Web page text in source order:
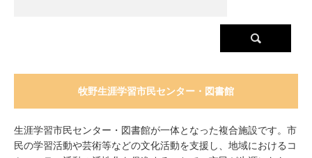
牧野生涯学習市民センター・図書館
生涯学習市民センター・図書館が一体となった複合施設です。市
民の学習活動や芸術等などの文化活動を支援し、地域におけるコ